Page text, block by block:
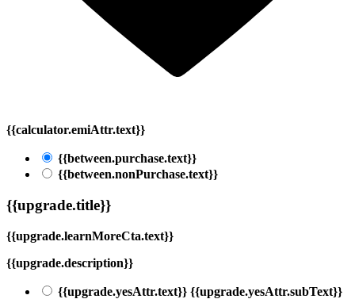
{{calculator.emiAttr.text}}
{{between.purchase.text}}
{{between.nonPurchase.text}}
{{upgrade.title}}
{{upgrade.learnMoreCta.text}}
{{upgrade.description}}
{{upgrade.yesAttr.text}} {{upgrade.yesAttr.subText}}